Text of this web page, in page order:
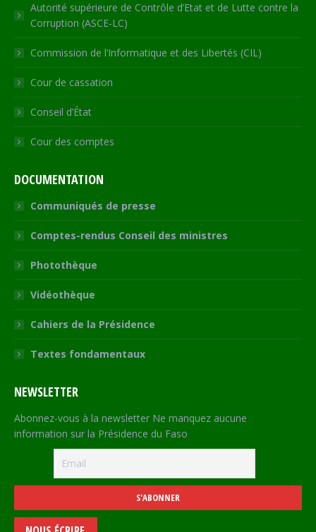
Autorité supérieure de Contrôle d’Etat et de Lutte contre la
Corruption (ASCE-LC)
Commission de l’Informatique et des Libertés (CIL)
Cour de cassation
Conseil d’État
Cour des comptes
DOCUMENTATION
Communiqués de presse
Comptes-rendus Conseil des ministres
Photothèque
Vidéothèque
Cahiers de la Présidence
Textes fondamentaux
NEWSLETTER
Abonnez-vous à la newsletter Ne manquez aucune
information sur la Présidence du Faso